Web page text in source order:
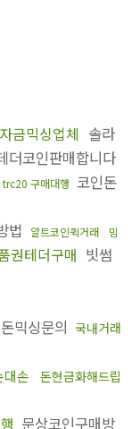
자금믹싱업체 솔라
더코인판매합니다
trc20 구매대행 코인돈
법 알트코인퀵거래
밈
권테더구매 빗썸
믹싱문의 국내거래
대손
돈현금화해드립
문상코인구매방